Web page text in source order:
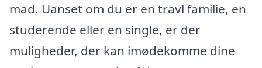
mad. Uanset om du er en travl familie, en
studerende eller en single, er der
muligheder, der kan imødekomme dine